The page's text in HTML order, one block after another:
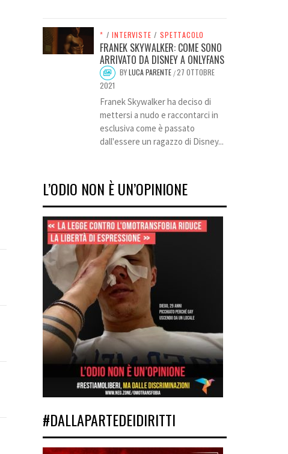
* / INTERVISTE / SPETTACOLO
FRANEK SKYWALKER: COME SONO
ARRIVATO DA DISNEY A ONLYFANS
BYLUCA PARENTE /27 OTTOBRE
2021
Franek Skywalker ha deciso di
mettersi a nudo e raccontarci in
esclusiva come è passato
dall'essere un ragazzo di Disney...
L’ODIO NON È UN’OPINIONE
#DALLAPARTEDEIDIRITTI